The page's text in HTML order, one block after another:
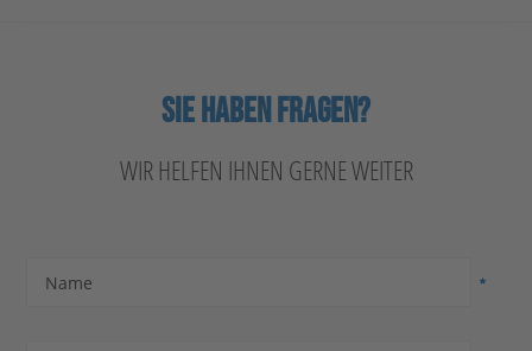
SIE HABEN FRAGEN?
WIR HELFEN IHNEN GERNE WEITER
Name